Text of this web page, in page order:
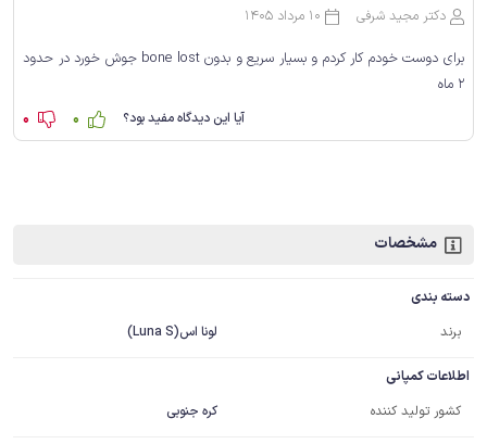
دکتر مجید شرفی
10 مرداد 1405
برای دوست خودم کار کردم و بسیار سریع و بدون bone lost جوش خورد در حدود
2 ماه
آیا این دیدگاه مفید بود؟ 0
0
مشخصات
دسته بندی
برند
لونا اس(Luna S)
اطلاعات کمپانی
کشور تولید کننده
کره جنوبی